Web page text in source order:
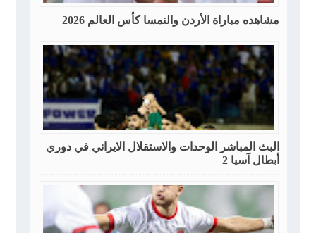
مشاهده مباراة الأردن والنمسا كأس العالم 2026
البث المباشر الوحدات والاستقلال الايراني في دوري
أبطال آسيا 2